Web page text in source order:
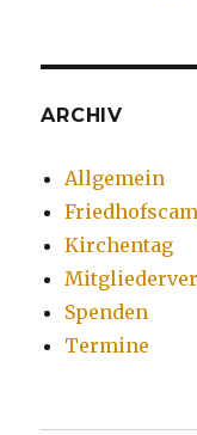
ARCHIV
Allgemein
Kirchentag
Spenden
Termine